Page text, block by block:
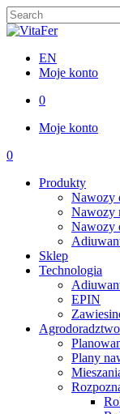
Skip
to
content
Close
EN
Moje konto
0
Menu
Moje konto
0
Produkty
Nawozy
Nawozy
Nawozy
Sklep
Technologia
EPIN
Agrodoradztwo
Plany